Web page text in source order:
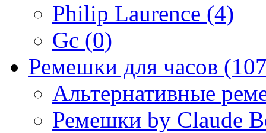
Philip Laurence (4)
Gc (0)
Ремешки для часов
Альтернативные
Ремешки by Claude